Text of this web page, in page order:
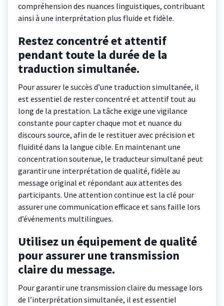
compréhension des nuances linguistiques, contribuant
ainsi à une interprétation plus fluide et fidèle.
Restez concentré et attentif
pendant toute la durée de la
traduction simultanée.
Pour assurer le succès d’une traduction simultanée, il
est essentiel de rester concentré et attentif tout au
long de la prestation. La tâche exige une vigilance
constante pour capter chaque mot et nuance du
discours source, afin de le restituer avec précision et
fluidité dans la langue cible. En maintenant une
concentration soutenue, le traducteur simultané peut
garantir une interprétation de qualité, fidèle au
message original et répondant aux attentes des
participants. Une attention continue est la clé pour
assurer une communication efficace et sans faille lors
d’événements multilingues.
Utilisez un équipement de qualité
pour assurer une transmission
claire du message.
Pour garantir une transmission claire du message lors
de l’interprétation simultanée, il est essentiel